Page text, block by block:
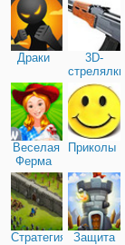
Драки
3D-
стрелялки
Веселая
Ферма
Приколы
Стратегия
Защита